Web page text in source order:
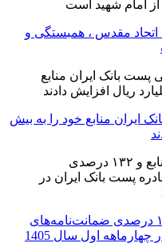
، اتحاد مقدس ، همبستگی و
ایران منابع خود را به بیش
افزایش ۷۰ درصدی منابع و ۱۳۲ درصدی ضمانت‌نامه‌های
اول سال 1405